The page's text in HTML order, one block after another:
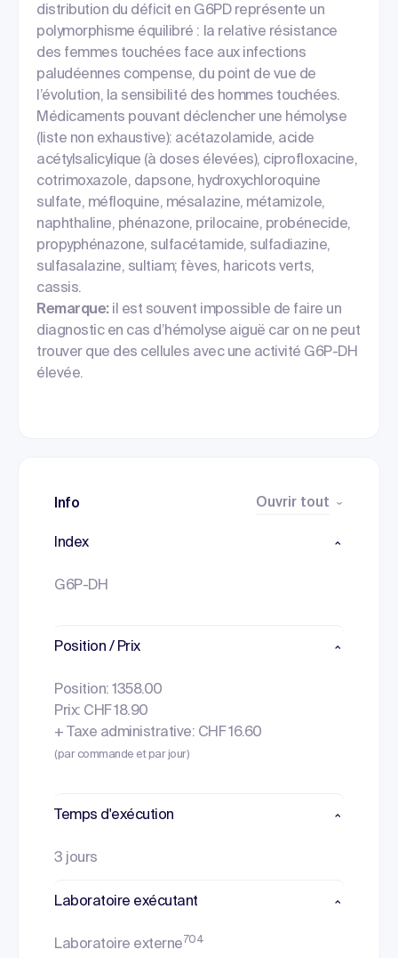
distribution du déficit en G6PD représente un
polymorphisme équilibré : la relative résistance
des femmes touchées face aux infections
paludéennes compense, du point de vue de
l’évolution, la sensibilité des hommes touchées.
Médicaments pouvant déclencher une hémolyse
(liste non exhaustive): acétazolamide, acide
acétylsalicylique (à doses élevées), ciprofloxacine,
cotrimoxazole, dapsone, hydroxychloroquine
sulfate, méfloquine, mésalazine, métamizole,
naphthaline, phénazone, prilocaine, probénecide,
propyphénazone, sulfacétamide, sulfadiazine,
sulfasalazine, sultiam; fèves, haricots verts,
cassis.
Remarque:il est souvent impossible de faire un
diagnostic en cas d’hémolyse aiguë car on ne peut
trouver que des cellules avec une activité G6P-DH
élevée.
Info Ouvrir tout
Index
G6P-DH
Position / Prix
Position: 1358.00
Prix: CHF 18.90
+ Taxe administrative: CHF 16.60
(par commande et par jour)
Temps d'exécution
3 jours
Laboratoire exécutant
Laboratoire externe 704